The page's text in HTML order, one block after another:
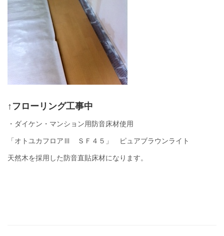
↑フローリング工事中
・ダイケン・マンション用防音床材使用
「オトユカフロアⅢ ＳＦ４５」 ピュアブラウンライト
天然木を採用した防音直貼床材になります。